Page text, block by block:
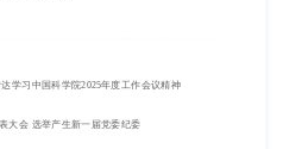
学习中国科学院2025年度工作会议精神
大会 选举产生新一届党委纪委